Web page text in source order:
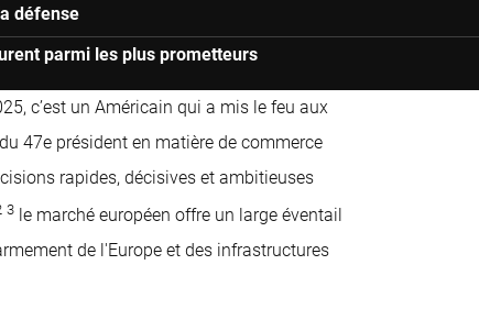
défense
parmi les plus prometteurs
c’est un Américain qui a mis le feu aux
47e président en matière de commerce
rapides, décisives et ambitieuses
3 le marché européen offre un large éventail
de l'Europe et des infrastructures